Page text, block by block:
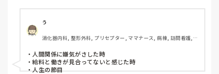
う
消化器内科, 整形外科, プリセプター, ママナース, 病棟, 訪問看護,
・人間関係に嫌気がさした時
・給料と働きが見合ってないと感じた時
・人生の節目